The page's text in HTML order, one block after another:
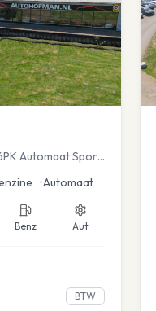
Automaat Sport
•Automaat
Benz Aut
BTW